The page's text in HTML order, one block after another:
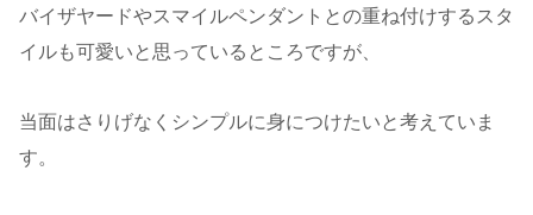
バイザヤードやスマイルペンダントとの重ね付けするスタ
イルも可愛いと思っているところですが、
当面はさりげなくシンプルに身につけたいと考えていま
す。